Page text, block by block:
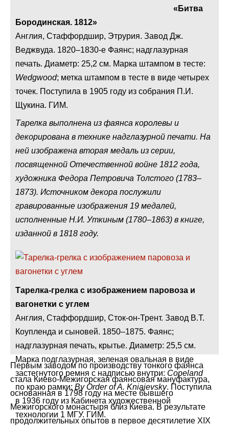
«Битва
Бородинская. 1812»
Англия, Стаффордшир, Этрурия. Завод Дж.
Веджвуда. 1820–1830-е Фаянс; надглазурная
печать. Диаметр: 25,2 см. Марка штампом в тесте:
Wedgwood; метка штампом в тесте в виде четырех
точек. Поступила в 1905 году из собрания П.И.
Щукина. ГИМ.
Тарелка выполнена из фаянса королевы и
декорирована в технике надглазурной печати. На
ней изображена вторая медаль из серии,
посвященной Отечественной войне 1812 года,
художника Федора Петровича Толстого (1783–
1873). Источником декора послужили
гравированные изображения 19 медалей,
исполненные Н.И. Уткиным (1780–1863) в книге,
изданной в 1818 году.
Тарелка-грелка с изображением паровоза и
вагонетки с углем
Англия, Стаффордшир, Сток-он-Трент. Завод В.Т.
Коупленда и сыновей. 1850–1875. Фаянс;
надглазурная печать, крытье. Диаметр: 25,5 см.
Марка подглазурная, зеленая овальная в виде
застегнутого ремня с надписью внутри: Copeland
по краю рамки: By Order of A. Kniajevsky. Поступила
в 1936 году из Кабинета художественной
технологии 1 МГУ. ГИМ.
Первым заводом по производству тонкого фаянса
стала Киево-Межигорская фаянсовая мануфактура,
основанная в 1798 году на месте бывшего
Межигорского монастыря близ Киева. В результате
продолжительных опытов в первое десятилетие XIX